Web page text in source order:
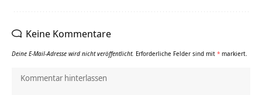
Keine Kommentare
Deine E-Mail-Adresse wird nicht veröffentlicht. Erforderliche Felder sind mit * markiert.